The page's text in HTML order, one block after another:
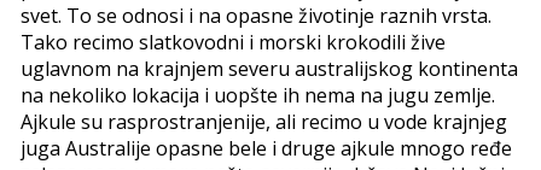
svet. To se odnosi i na opasne životinje raznih vrsta.
Tako recimo slatkovodni i morski krokodili žive
uglavnom na krajnjem severu australijskog kontinenta
na nekoliko lokacija i uopšte ih nema na jugu zemlje.
Ajkule su rasprostranjenije, ali recimo u vode krajnjeg
juga Australije opasne bele i druge ajkule mnogo ređe